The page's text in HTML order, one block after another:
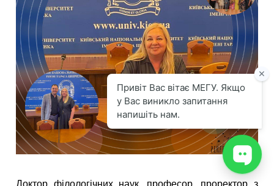
Доктор філологічних наук, професор, проректор з